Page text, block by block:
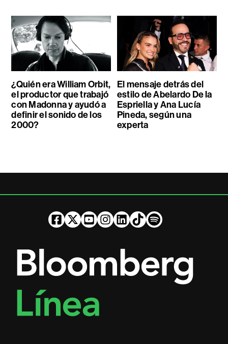
¿Quién era William Orbit,
el productor que trabajó
con Madonna y ayudó a
definir el sonido de los
2000?
El mensaje detrás del
estilo de Abelardo De la
Espriella y Ana Lucía
Pineda, según una
experta